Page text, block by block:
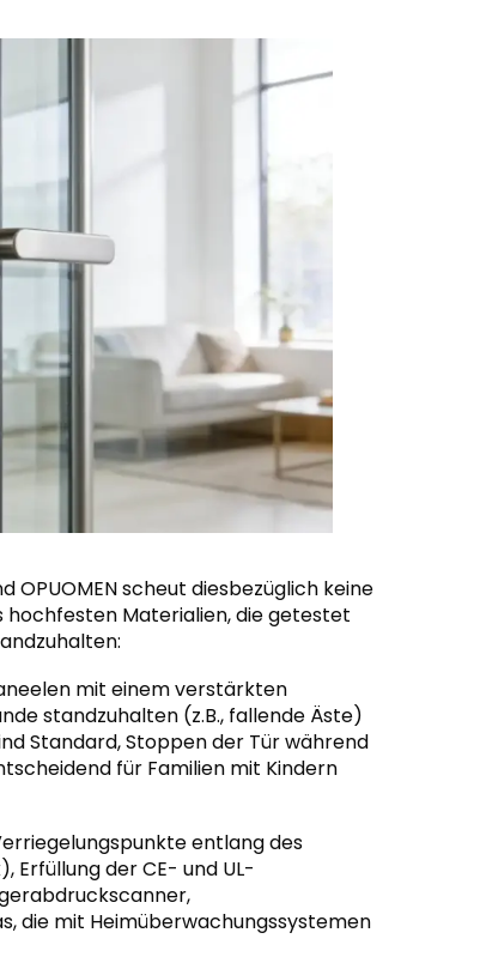
scheut diesbezüglich keine
hochfesten Materialien, die getestet
mit einem verstärkten
standzuhalten (z.B., fallende Äste)
Standard, Stoppen der Tür während
für Familien mit Kindern
entlang des
Erfüllung der CE- und UL-
die mit Heimüberwachungssystemen